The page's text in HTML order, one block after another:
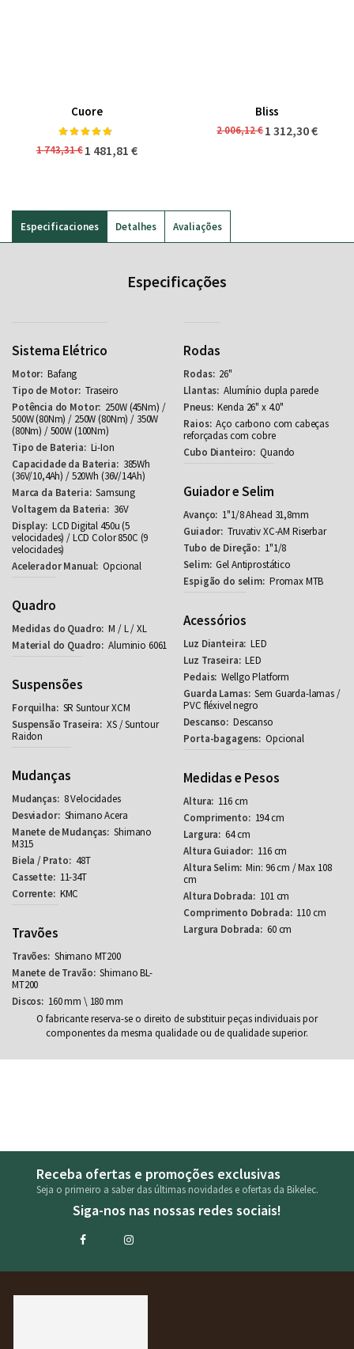
Cuore
Classificação:
1 743,31 €1 481,81 €
Bliss
2 006,12 €1 312,30 €
Especificaciones
Especificações
Sistema Elétrico
Bafang
Traseiro
250W (45Nm) /
500W (80Nm) / 250W (80Nm) / 350W
(80Nm) / 500W (100Nm)
Li-Ion
385Wh
(36V/10,4Ah) / 520Wh (36V/14Ah)
Samsung
36V
LCD Digital 450u (5
velocidades) / LCD Color 850C (9
velocidades)
Opcional
Quadro
M / L / XL
Aluminio 6061
Suspensões
SR Suntour XCM
XS / Suntour
Raidon
Mudanças
8 Velocidades
Shimano Acera
Shimano
M315
48T
11-34T
KMC
Travões
Shimano MT200
Shimano BL-
MT200
160 mm \ 180 mm
Rodas
26"
Alumínio dupla parede
Kenda 26" x 4.0"
Aço carbono com cabeças
reforçadas com cobre
Quando
Guiador e Selim
1"1/8 Ahead 31,8mm
Truvativ XC-AM Riserbar
1"1/8
Gel Antiprostático
Promax MTB
Acessórios
LED
LED
Wellgo Platform
Sem Guarda-lamas /
PVC fléxivel negro
Descanso
Opcional
Medidas e Pesos
116 cm
194 cm
64 cm
116 cm
Min: 96 cm / Max 108
cm
101 cm
110 cm
60 cm
O fabricante reserva-se o direito de substituir peças individuais por
componentes da mesma qualidade ou de qualidade superior.
Detalhes Avaliações
Receba ofertas e promoções exclusivas
Seja o primeiro a saber das últimas novidades e ofertas da Bikelec.
Siga-nos nas nossas redes sociais!